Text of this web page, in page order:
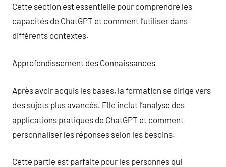
Cette section est essentielle pour comprendre les
capacités de ChatGPT et comment l’utiliser dans
différents contextes.
Approfondissement des Connaissances
Après avoir acquis les bases, la formation se dirige vers
des sujets plus avancés. Elle inclut l’analyse des
applications pratiques de ChatGPT et comment
personnaliser les réponses selon les besoins.
Cette partie est parfaite pour les personnes qui